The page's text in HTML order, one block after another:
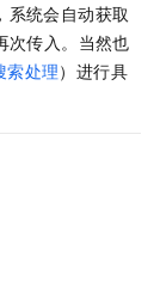
系统会自动获取
次传入。当然也
索处理）进行具